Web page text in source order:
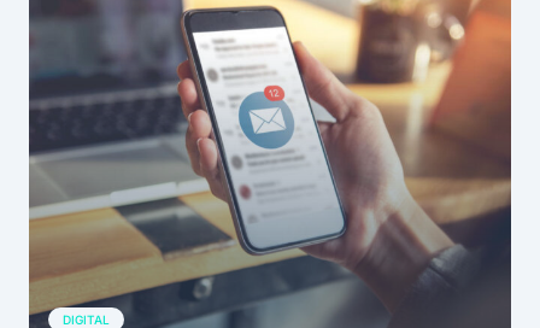
DIGITAL